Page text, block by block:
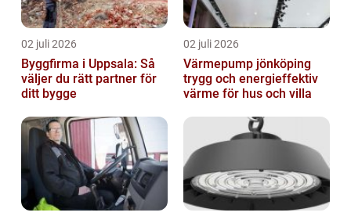
02 juli 2026
Byggfirma i Uppsala: Så
väljer du rätt partner för
ditt bygge
02 juli 2026
Värmepump jönköping
trygg och energieffektiv
värme för hus och villa